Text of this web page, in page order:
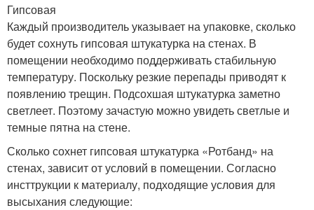
Гипсовая
Каждый производитель указывает на упаковке, сколько
будет сохнуть гипсовая штукатурка на стенах. В
помещении необходимо поддерживать стабильную
температуру. Поскольку резкие перепады приводят к
появлению трещин. Подсохшая штукатурка заметно
светлеет. Поэтому зачастую можно увидеть светлые и
темные пятна на стене.
Сколько сохнет гипсовая штукатурка «Ротбанд» на
стенах, зависит от условий в помещении. Согласно
инсттрукции к материалу, подходящие условия для
высыхания следующие: